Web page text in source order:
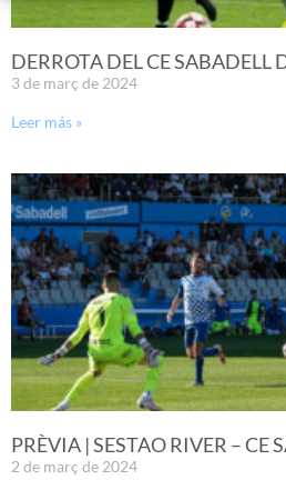
DERROTA DEL CE SABADELL
3 de març de 2024
Leer más »
PRÈVIA | SESTAO RIVER – CE
2 de març de 2024